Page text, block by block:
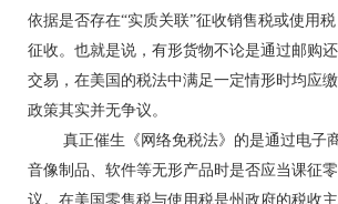
依据是否存在“实质关联”征收销售税或使用
征收。也就是说，有形货物不论是通过邮购
交易，在美国的税法中满足一定情形时均应
政策其实并无争议。
真正催生《网络免税法》的是通过电子商
音像制品、软件等无形产品时是否应当课征
议。在美国零售税与使用税是州政府的税收